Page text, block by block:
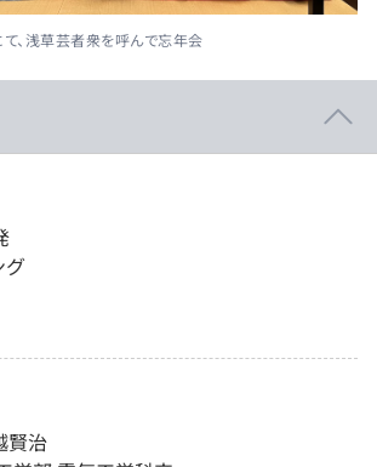
、浅草芸者衆を呼んで忘年会
グ
治